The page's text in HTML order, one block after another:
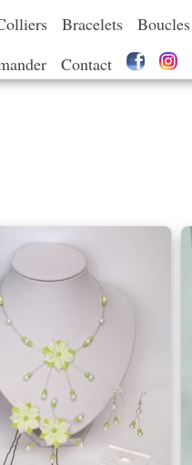
Bracelets
Contact